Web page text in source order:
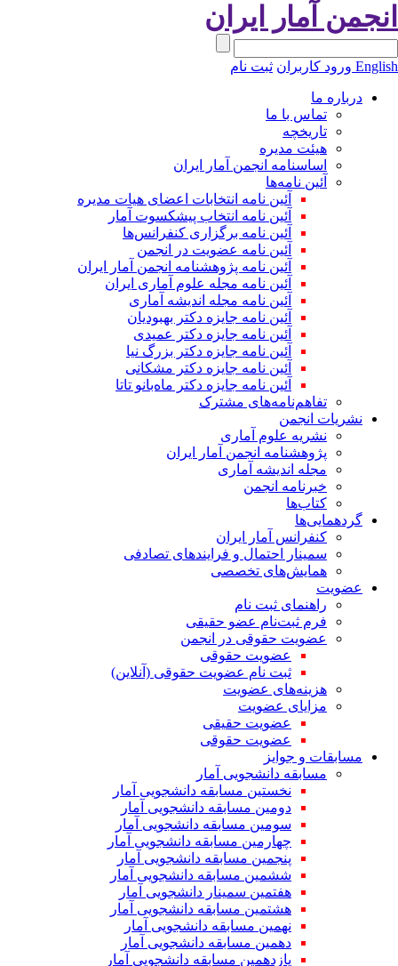
آمار ایران
ورود کاربران ثبت نام
درباره ما
تماس با ما
تاریخچه
هیئت مدیره
اساسنامه انجمن آمار ایران
آئین نامه‌ها
آئین نامه انتخابات اعضای هیات مدیره
آئین نامه انتخاب پیشکسوت آمار
آئین نامه برگزاری کنفرانس‌ها
آئین نامه عضویت در انجمن
آئین نامه پژوهشنامه انجمن آمار ایران
آئین نامه مجله علوم آماری ایران
آئین نامه مجله اندیشه آماری
آئین‌ نامه جایزه دکتر بهبودیان
آئین نامه جایزه دکتر عمیدی
آئین نامه جایزه دکتر بزرگ نیا
آئین نامه جایزه دکتر مشکانی
آئین نامه جایزه دکتر ماه‌بانو تاتا
تفاهم‌نامه‌های مشترک
نشریات انجمن
نشریه علوم آماری
پژوهشنامه انجمن آمار ایران
مجله اندیشه آماری
خبرنامه انجمن
کتاب‌ها
گردهمایی‌ها
کنفرانس آمار ایران
سمینار احتمال و فرایندهای تصادفی
همایش‌های تخصصی
عضویت
راهنمای ثبت نام
فرم ثبت‌نام عضو حقیقی
عضویت حقوقی در انجمن
عضویت حقوقی
ثبت نام عضویت حقوقی (آنلاین)
هزینه‌های عضویت
مزایای عضویت
عضویت حقیقی
عضویت حقوقی
مسابقات و جوایز
مسابقه دانشجویی آمار
نخستین مسابقه دانشجویی آمار
دومین مسابقه دانشجویی آمار
سومین مسابقه دانشجویی آمار
چهارمین مسابقه دانشجویی آمار
پنجمین مسابقه دانشجویی آمار
ششمین مسابقه دانشجویی آمار
هفتمین سمینار دانشجویی آمار
هشتمین مسابقه دانشجویی آمار
نهمین مسابقه دانشجویی آمار
دهمین مسابقه دانشجویی آمار
یازدهمین مسابقه دانشجویی آمار